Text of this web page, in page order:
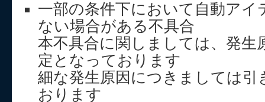
一部の条件下において自動アイ
ない場合がある不具合
本不具合に関しましては、発生
定となっております
細な発生原因につきましては引
おります